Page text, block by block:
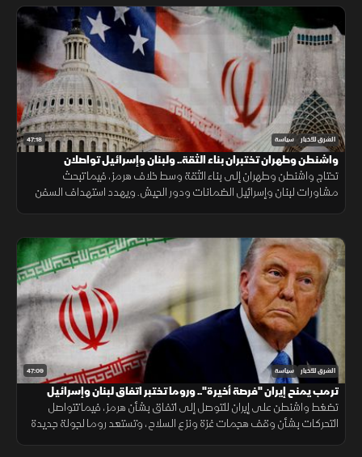
47:18 الشرق للأخبار سياسة
واشنطن وطهران تختبران بناء الثقة.. ولبنان وإسرائيل تواصلان
المشاورات
تحتاج واشنطن وطهران إلى بناء الثقة وسط خلاف هرمز، فيما تبحث
مشاورات لبنان وإسرائيل الضمانات ودور الجيش. ويهدد استهداف السفن
47:09 الشرق للأخبار سياسة
ترمب يمنح إيران "فرصة أخيرة".. وروما تختبر اتفاق لبنان وإسرائيل
تضغط واشنطن على إيران للتوصل إلى اتفاق بشأن هرمز، فيما تتواصل
التحركات بشأن وقف هجمات غزة ونزع السلاح، وتستعد روما لجولة جديدة